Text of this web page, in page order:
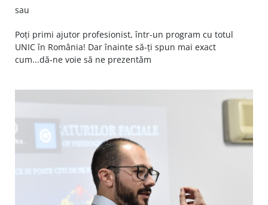
sau
Poți primi ajutor profesionist, într-un program cu totul
UNIC în România! Dar înainte să-ți spun mai exact
cum...dă-ne voie să ne prezentăm